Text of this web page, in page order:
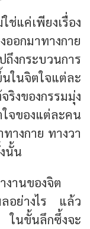
ช่แค่เพียงเรื่อง
อกมาทางกาย
งกระบวนการ
ในจิตใจแต่ละ
งของกรรมมุ่ง
จของแต่ละคน
างกาย ทางวา
นั้น
งานของจิต
ลอย่างไร แล้ว
ในขั้นลึกซึ้งจะ